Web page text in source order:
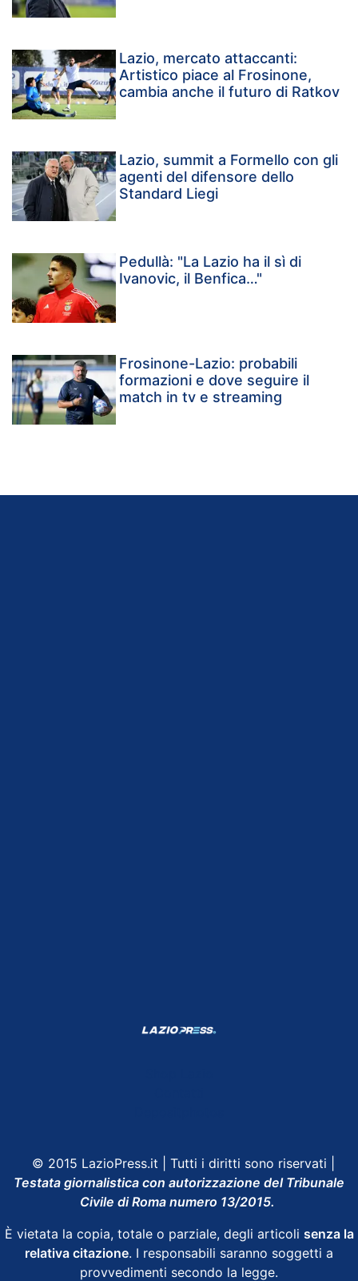
Lazio, mercato attaccanti:
Artistico piace al Frosinone,
cambia anche il futuro di Ratkov
Lazio, summit a Formello con gli
agenti del difensore dello
Standard Liegi
Pedullà: "La Lazio ha il sì di
Ivanovic, il Benfica…"
Frosinone-Lazio: probabili
formazioni e dove seguire il
match in tv e streaming
© 2015 LazioPress.it | Tutti i diritti sono riservati |
Testata giornalistica con autorizzazione del Tribunale
Civile di Roma numero 13/2015.
È vietata la copia, totale o parziale, degli articoli senza la
relativa citazione. I responsabili saranno soggetti a
provvedimenti secondo la legge.